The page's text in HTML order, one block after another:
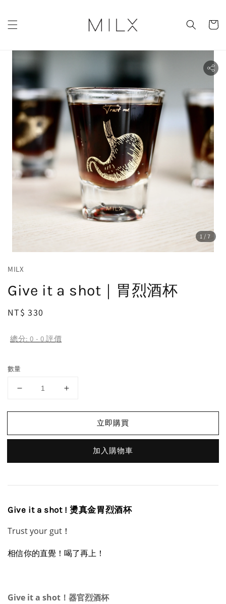
1 /7
MILX
Give it a shot｜胃烈酒杯
Regular
NT$ 330
總分:0 - 0 評價
數量
立即購買
加入購物車
Give it a shot ! 燙真金胃烈酒杯
Trust your gut ！
相信你的直覺！喝了再上！
Give it a shot！器官烈酒杯